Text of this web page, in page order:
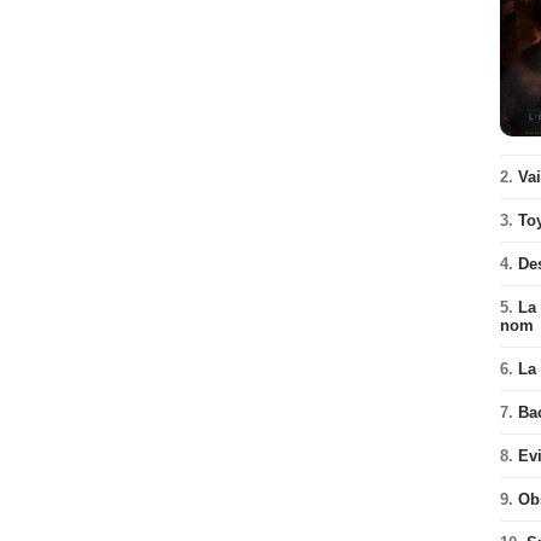
2.
3.
4.
5.
nom
6.
7.
8.
9.